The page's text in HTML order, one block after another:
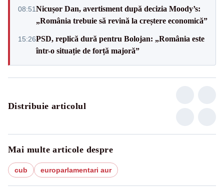
08:51Nicușor Dan, avertisment după decizia Moody’s:
„România trebuie să revină la creștere economică”
15:26PSD, replică dură pentru Bolojan: „România este
într-o situație de forță majoră”
Distribuie articolul
Mai multe articole despre
cub europarlamentari aur